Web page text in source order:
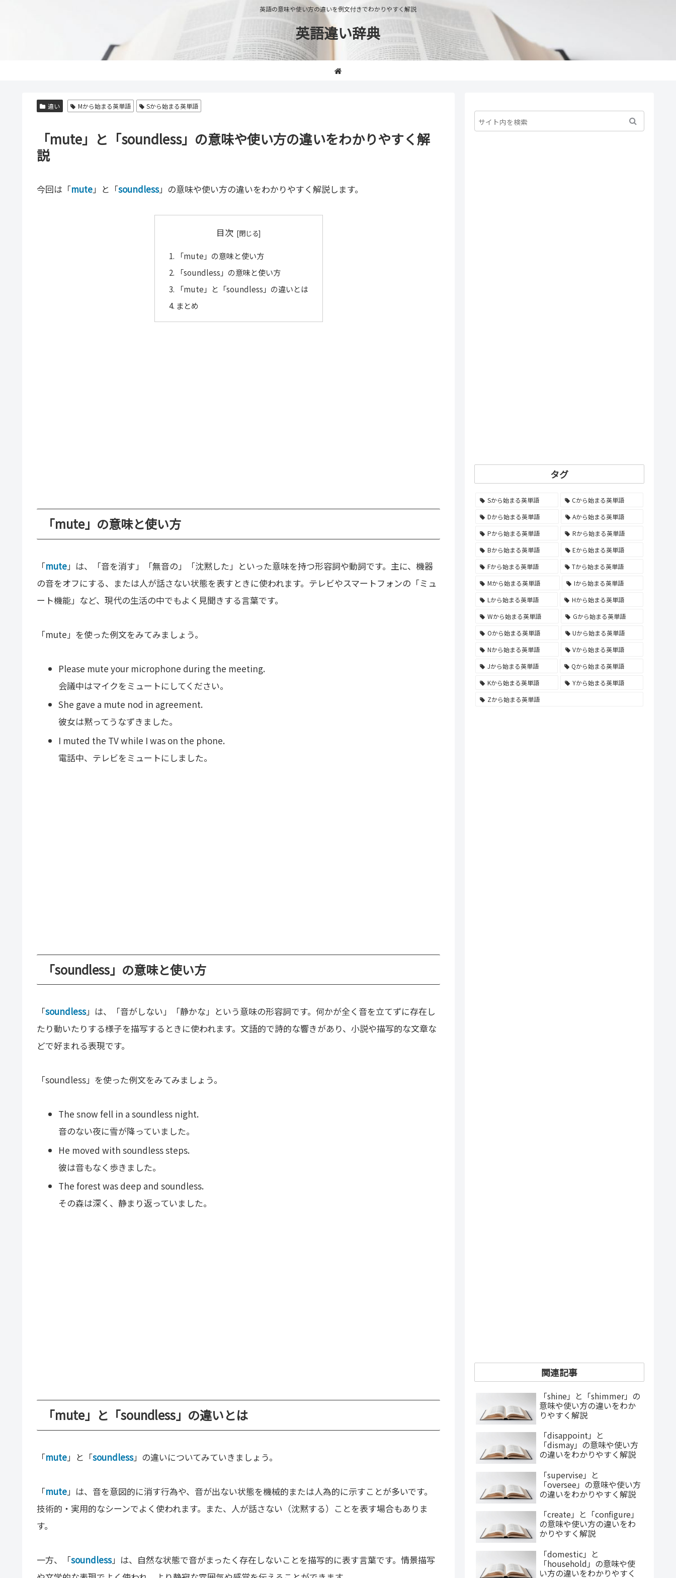
英語の意味や使い方の違いを例文付きでわかりやすく解説
英語違い辞典
違い Mから始まる英単語 Sから始まる英単語
「mute」と「soundless」の意味や使い方の違いをわかりやすく解
説
今回は「mute」と「soundless」の意味や使い方の違いをわかりやすく解説します。
目次
「mute」の意味と使い方
「soundless」の意味と使い方
「mute」と「soundless」の違いとは
まとめ
「mute」の意味と使い方
「mute」は、「音を消す」「無音の」「沈黙した」といった意味を持つ形容詞や動詞です。主に、機器
の音をオフにする、または人が話さない状態を表すときに使われます。テレビやスマートフォンの「ミュ
ート機能」など、現代の生活の中でもよく見聞きする言葉です。
「mute」を使った例文をみてみましょう。
Please mute your microphone during the meeting.
会議中はマイクをミュートにしてください。
She gave a mute nod in agreement.
彼女は黙ってうなずきました。
I muted the TV while I was on the phone.
電話中、テレビをミュートにしました。
「soundless」の意味と使い方
「soundless」は、「音がしない」「静かな」という意味の形容詞です。何かが全く音を立てずに存在し
たり動いたりする様子を描写するときに使われます。文語的で詩的な響きがあり、小説や描写的な文章な
どで好まれる表現です。
「soundless」を使った例文をみてみましょう。
The snow fell in a soundless night.
音のない夜に雪が降っていました。
He moved with soundless steps.
彼は音もなく歩きました。
The forest was deep and soundless.
その森は深く、静まり返っていました。
「mute」と「soundless」の違いとは
「mute」と「soundless」の違いについてみていきましょう。
「mute」は、音を意図的に消す行為や、音が出ない状態を機械的または人為的に示すことが多いです。
技術的・実用的なシーンでよく使われます。また、人が話さない（沈黙する）ことを表す場合もありま
す。
一方、「soundless」は、自然な状態で音がまったく存在しないことを描写的に表す言葉です。情景描写
タグ
Sから始まる英単語
Cから始まる英単語
Dから始まる英単語
Aから始まる英単語
Pから始まる英単語
Rから始まる英単語
Bから始まる英単語
Eから始まる英単語
Fから始まる英単語
Tから始まる英単語
Mから始まる英単語
Iから始まる英単語
Lから始まる英単語
Hから始まる英単語
Wから始まる英単語
Gから始まる英単語
Oから始まる英単語
Uから始まる英単語
Nから始まる英単語
Vから始まる英単語
Jから始まる英単語
Qから始まる英単語
Kから始まる英単語
Yから始まる英単語
Zから始まる英単語
関連記事
「shine」と「shimmer」の
意味や使い方の違いをわか
りやすく解説
「disappoint」と
「dismay」の意味や使い方
の違いをわかりやすく解説
「supervise」と
「oversee」の意味や使い方
の違いをわかりやすく解説
「create」と「configure」
の意味や使い方の違いをわ
かりやすく解説
「domestic」と
「household」の意味や使
い方の違いをわかりやすく